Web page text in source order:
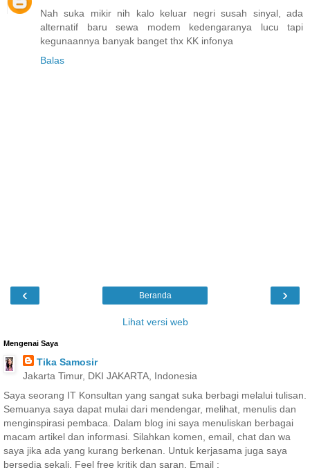
Nah suka mikir nih kalo keluar negri susah sinyal, ada
alternatif baru sewa modem kedengaranya lucu tapi
kegunaannya banyak banget thx KK infonya
Balas
‹ ›
Beranda
Lihat versi web
Mengenai Saya
Tika Samosir
Jakarta Timur, DKI JAKARTA, Indonesia
Saya seorang IT Konsultan yang sangat suka berbagi melalui tulisan.
Semuanya saya dapat mulai dari mendengar, melihat, menulis dan
menginspirasi pembaca. Dalam blog ini saya menuliskan berbagai
macam artikel dan informasi. Silahkan komen, email, chat dan wa
saya jika ada yang kurang berkenan. Untuk kerjasama juga saya
bersedia sekali. Feel free kritik dan saran. Email :